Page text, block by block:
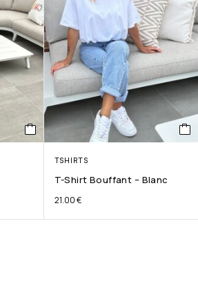
TSHIRTS
T-Shirt Bouffant – Blanc
21.00€